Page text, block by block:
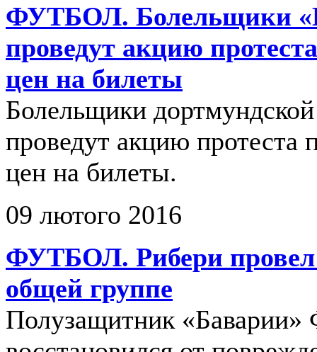
ФУТБОЛ. Болельщики
проведут акцию
цен на билеты
Болельщики
проведут акцию протеста
цен на билеты.
09 лютого 2016
ФУТБОЛ. Рибери провел
общей группе
Полузащитник «Баварии»